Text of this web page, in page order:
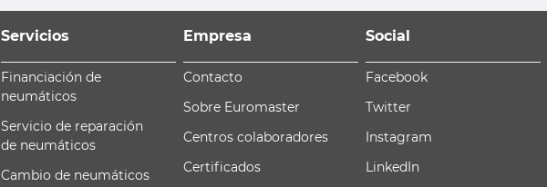
Servicios
Financiación de
neumáticos
Servicio de reparación
de neumáticos
Cambio de neumáticos
Empresa
Contacto
Sobre Euromaster
Centros colaboradores
Certificados
Social
Facebook
Twitter
Instagram
LinkedIn